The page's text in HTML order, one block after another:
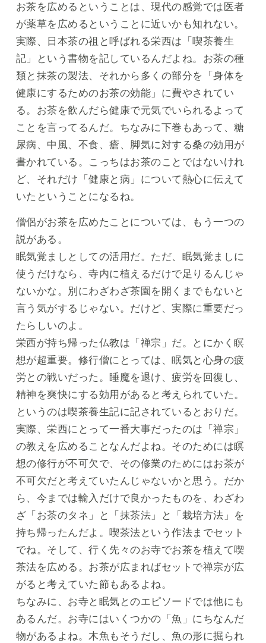
お茶を広めるということは、現代の感覚では医者
が薬草を広めるということに近いかも知れない。
実際、日本茶の祖と呼ばれる栄西は「喫茶養生
記」という書物を記しているんだよね。お茶の種
類と抹茶の製法、それから多くの部分を「身体を
健康にするためのお茶の効能」に費やされてい
る。お茶を飲んだら健康で元気でいられるよって
ことを言ってるんだ。ちなみに下巻もあって、糖
尿病、中風、不食、瘡、脚気に対する桑の効用が
書かれている。こっちはお茶のことではないけれ
ど、それだけ「健康と病」について熱心に伝えて
いたということになるね。
僧侶がお茶を広めたことについては、もう一つの
説がある。
眠気覚ましとしての活用だ。ただ、眠気覚ましに
使うだけなら、寺内に植えるだけで足りるんじゃ
ないかな。別にわざわざ茶園を開くまでもないと
言う気がするじゃない。だけど、実際に重要だっ
たらしいのよ。
栄西が持ち帰った仏教は「禅宗」だ。とにかく瞑
想が超重要。修行僧にとっては、眠気と心身の疲
労との戦いだった。睡魔を退け、疲労を回復し、
精神を爽快にする効用があると考えられていた。
というのは喫茶養生記に記されているとおりだ。
実際、栄西にとって一番大事だったのは「禅宗」
の教えを広めることなんだよね。そのためには瞑
想の修行が不可欠で、その修業のためにはお茶が
不可欠だと考えていたんじゃないかと思う。だか
ら、今までは輸入だけで良かったものを、わざわ
ざ「お茶のタネ」と「抹茶法」と「栽培方法」を
持ち帰ったんだよ。喫茶法という作法までセット
でね。そして、行く先々のお寺でお茶を植えて喫
茶法を広める。お茶が広まればセットで禅宗が広
がると考えていた節もあるよね。
ちなみに、お寺と眠気とのエピソードでは他にも
あるんだ。お寺にはいくつかの「魚」にちなんだ
物があるよね。木魚もそうだし、魚の形に掘られ